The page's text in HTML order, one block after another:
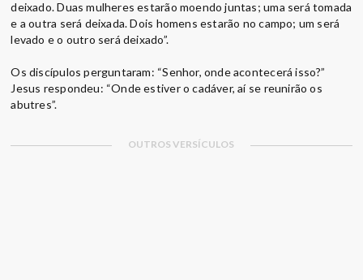
deixado. Duas mulheres estarão moendo juntas; uma será tomada
e a outra será deixada. Dois homens estarão no campo; um será
levado e o outro será deixado”.
Os discípulos perguntaram: “Senhor, onde acontecerá isso?”
Jesus respondeu: “Onde estiver o cadáver, aí se reunirão os
abutres”.
OUTROS VERSÍCULOS